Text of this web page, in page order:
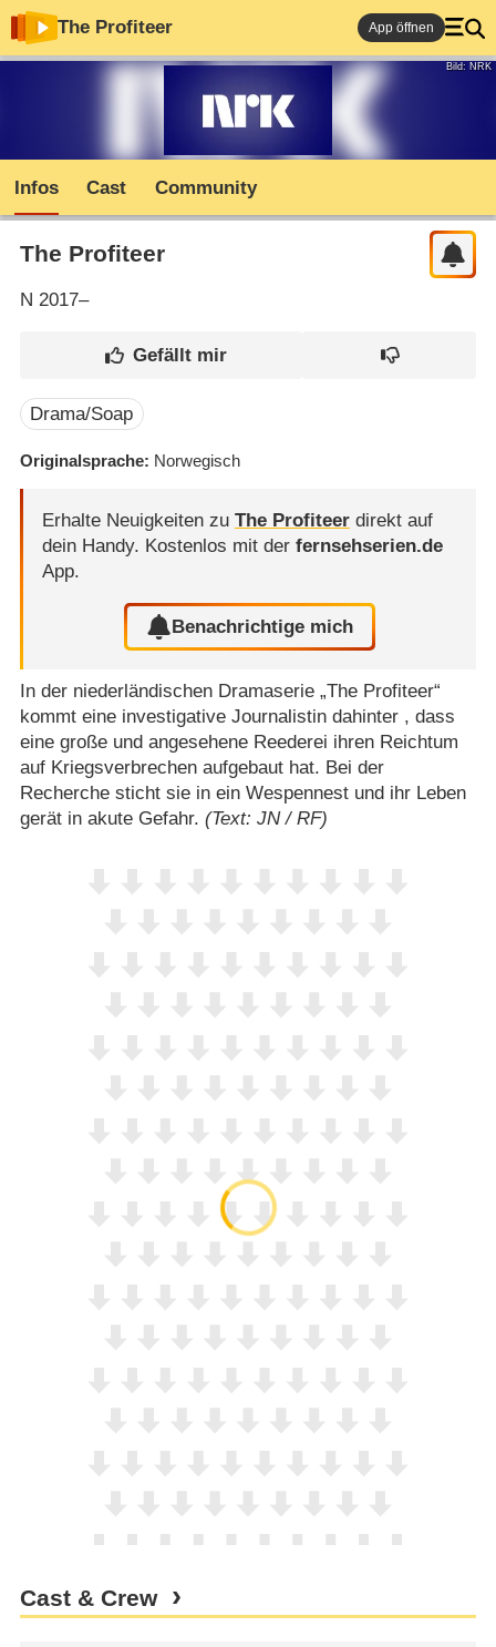
The Profiteer App öffnen
Bild: NRK
Infos Cast Community
The Profiteer
N 2017–
Drama/Soap
Originalsprache Norwegisch
Erhalte Neuigkeiten zu The Profiteerdirekt auf
dein Handy. Kostenlos mit der fernsehserien.de
App.
Benachrichtige mich
In der niederländischen Dramaserie „The Profiteer“
kommt eine investigative Journalistin dahinter , dass
eine große und angesehene Reederei ihren Reichtum
auf Kriegsverbrechen aufgebaut hat. Bei der
Recherche sticht sie in ein Wespennest und ihr Leben
gerät in akute Gefahr. (Text: JN / RF)
Cast & Crew